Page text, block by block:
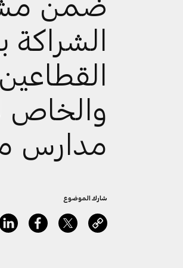
الشراكة
والخاص
مدارس
شارك الموضوع